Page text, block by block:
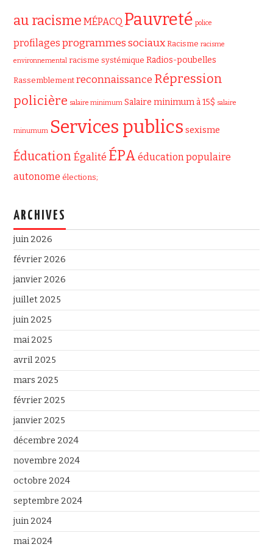
au racisme MÉPACQ Pauvreté police
profilages programmes sociaux Racisme racisme
environnemental racisme systémique Radios-poubelles
Rassemblement reconnaissance Répression
policière salaire minimum Salaire minimum à 15$ salaire
minumum Services publics sexisme
Éducation Égalité ÉPA éducation populaire
autonome élections;
ARCHIVES
juin 2026
février 2026
janvier 2026
juillet 2025
juin 2025
mai 2025
avril 2025
mars 2025
février 2025
janvier 2025
décembre 2024
novembre 2024
octobre 2024
septembre 2024
juin 2024
mai 2024